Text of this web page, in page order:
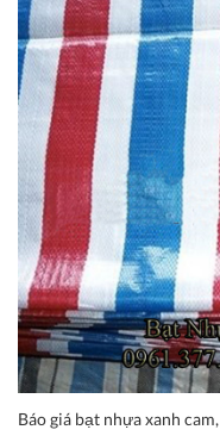
Báo giá bạt nhựa xanh